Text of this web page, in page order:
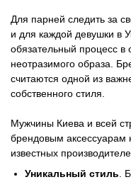
Для парней следить за
и для каждой девушки в
обязательный процесс в
неотразимого образа.
считаются одной из
собственного стиля.
Мужчины Киева и всей
брендовым аксессуарам
известных
Уникальный стиль .